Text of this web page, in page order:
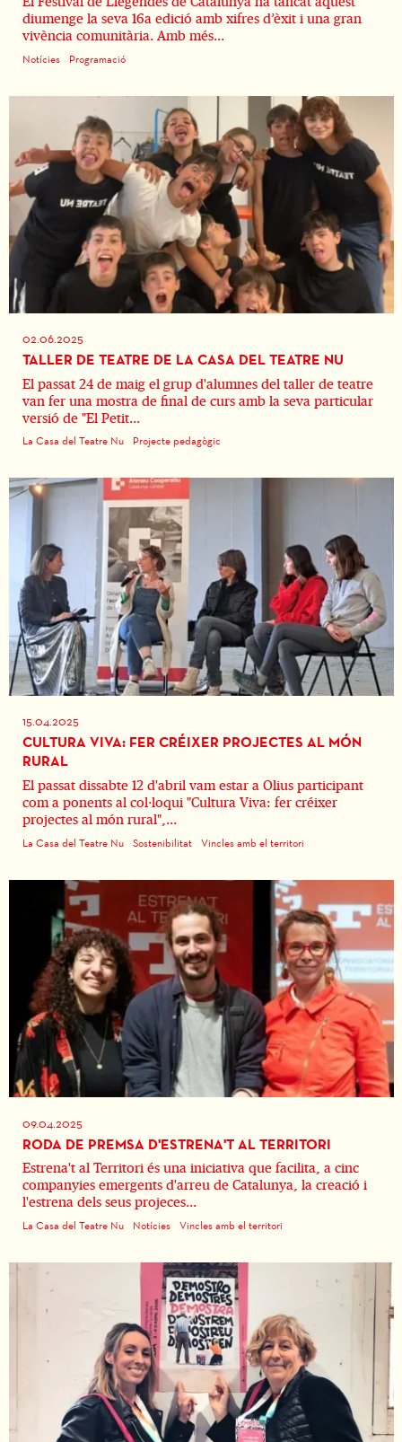
diumenge la seva 16a edició amb xifres d’èxit i una gran
vivència comunitària. Amb més...
Notícies Programació
02.06.2025
TALLER DE TEATRE DE LA CASA DEL TEATRE NU
El passat 24 de maig el grup d'alumnes del taller de teatre
van fer una mostra de final de curs amb la seva particular
versió de "El Petit...
La Casa del Teatre Nu Projecte pedagògic
15.04.2025
CULTURA VIVA: FER CRÉIXER PROJECTES AL MÓN
RURAL
El passat dissabte 12 d'abril vam estar a Olius participant
com a ponents al col·loqui "Cultura Viva: fer créixer
projectes al món rural",...
La Casa del Teatre Nu Sostenibilitat Vincles amb el territori
09.04.2025
RODA DE PREMSA D'ESTRENA'T AL TERRITORI
Estrena't al Territori és una iniciativa que facilita, a cinc
companyies emergents d'arreu de Catalunya, la creació i
l'estrena dels seus projeces...
La Casa del Teatre Nu Notícies Vincles amb el territori